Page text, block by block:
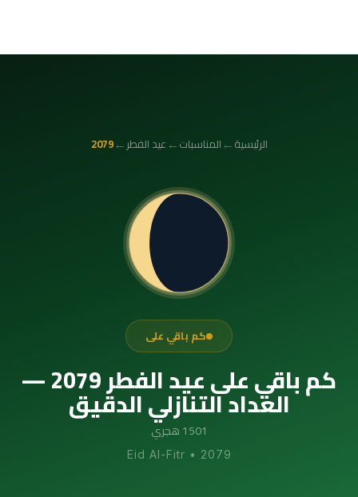
الرئيسية←المناسبات←عيد الفطر ←
2079
كم باقي على
كم باقي على عيد الفطر 2079 —
العداد التنازلي الدقيق
1501 هجري
Eid Al-Fitr • 2079